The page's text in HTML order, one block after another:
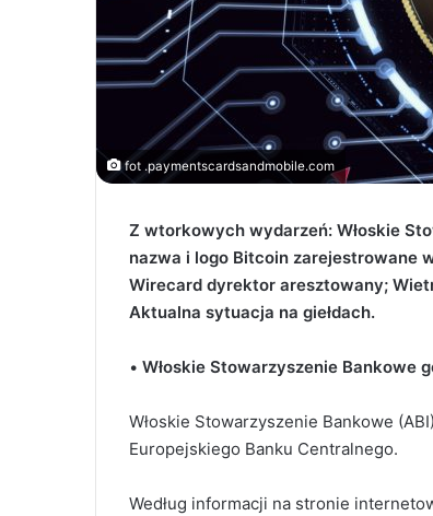
fot .paymentscardsandmobile.com
Z wtorkowych wydarzeń: Włoskie
nazwa i logo Bitcoin zarejestrowane
Wirecard dyrektor aresztowany;
Aktualna sytuacja na giełdach.
• Włoskie Stowarzyszenie Bankowe
Włoskie Stowarzyszenie Bankowe
Europejskiego Banku Centralnego.
Według informacji na stronie